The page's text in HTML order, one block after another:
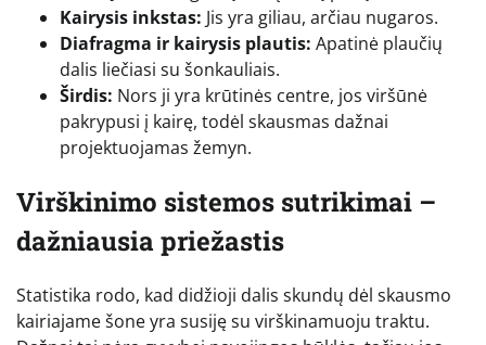
Kairysis inkstas: Jis yra giliau, arčiau nugaros.
Diafragma ir kairysis plautis: Apatinė plaučių
dalis liečiasi su šonkauliais.
Širdis: Nors ji yra krūtinės centre, jos viršūnė
pakrypusi į kairę, todėl skausmas dažnai
projektuojamas žemyn.
Virškinimo sistemos sutrikimai –
dažniausia priežastis
Statistika rodo, kad didžioji dalis skundų dėl skausmo
kairiajame šone yra susiję su virškinamuoju traktu.